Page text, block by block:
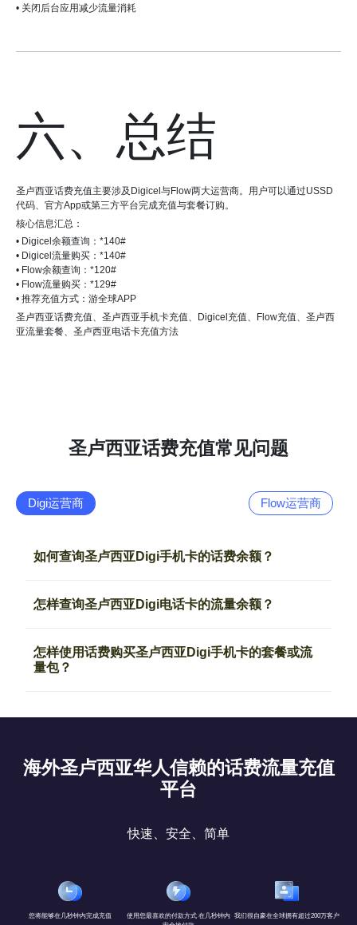
• 关闭后台应用减少流量消耗
六、总结
圣卢西亚话费充值主要涉及Digicel与Flow两大运营商。用户可以通过USSD
代码、官方App或第三方平台完成充值与套餐订购。
核心信息汇总：
• Digicel余额查询：*140#
• Digicel流量购买：*140#
• Flow余额查询：*120#
• Flow流量购买：*129#
• 推荐充值方式：游全球APP
圣卢西亚话费充值、圣卢西亚手机卡充值、Digicel充值、Flow充值、圣卢西
亚流量套餐、圣卢西亚电话卡充值方法
圣卢西亚话费充值常见问题
Digi运营商 Flow运营商
如何查询圣卢西亚Digi手机卡的话费余额？
怎样查询圣卢西亚Digi电话卡的流量余额？
怎样使用话费购买圣卢西亚Digi手机卡的套餐或流
量包？
海外圣卢西亚华人信赖的话费流量充值
平台
快速、安全、简单
您将能够在几秒钟内完成充值
使用您最喜欢的付款方式 在几秒钟内 我们很自豪在全球拥有超过200万客户